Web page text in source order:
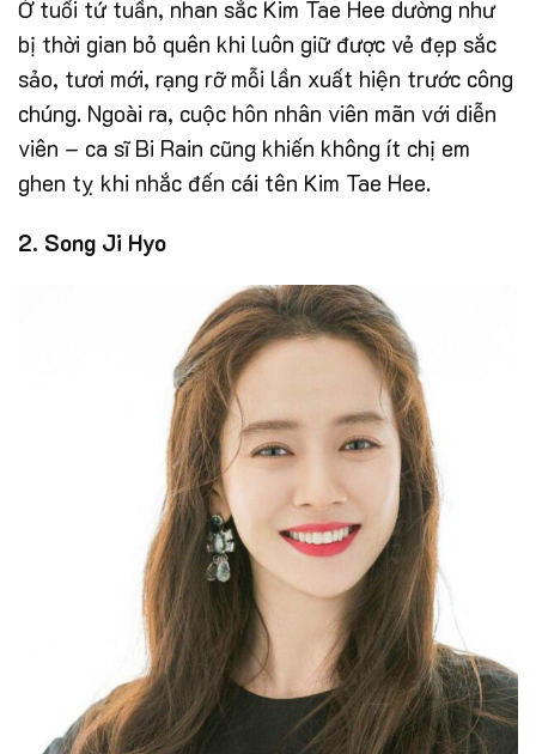
Ở tuổi tứ tuần, nhan sắc Kim Tae Hee dường như
bị thời gian bỏ quên khi luôn giữ được vẻ đẹp sắc
sảo, tươi mới, rạng rỡ mỗi lần xuất hiện trước công
chúng. Ngoài ra, cuộc hôn nhân viên mãn với diễn
viên – ca sĩ Bi Rain cũng khiến không ít chị em
ghen tỵ khi nhắc đến cái tên Kim Tae Hee.
2. Song Ji Hyo